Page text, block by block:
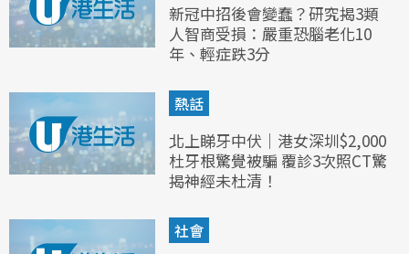
新冠中招後會變蠢？研究揭3類
人智商受損：嚴重恐腦老化10
年、輕症跌3分
熱話
北上睇牙中伏｜港女深圳$2,000
杜牙根驚覺被騙 覆診3次照CT驚
揭神經未杜清！
社會